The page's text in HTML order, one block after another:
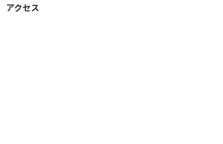
アクセス